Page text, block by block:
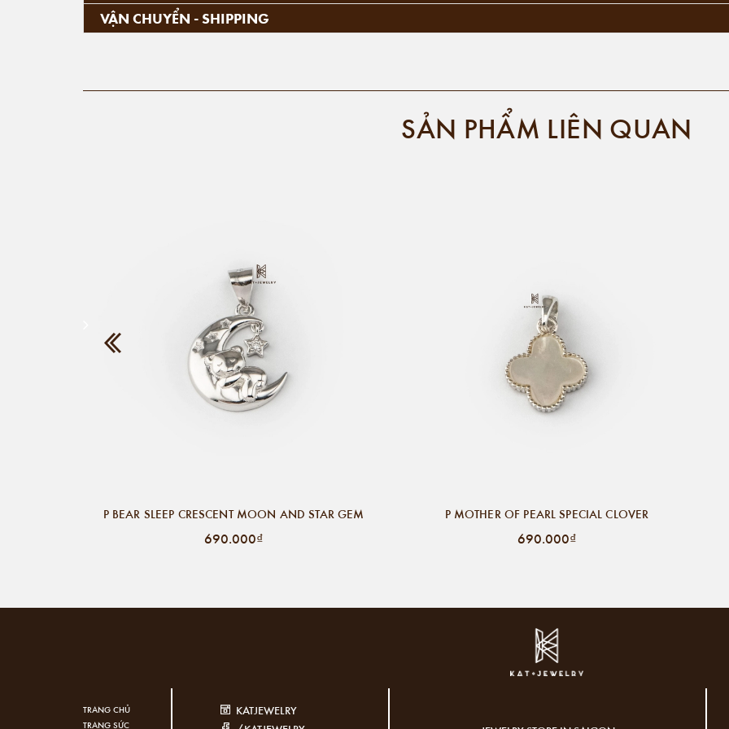
VẬN CHUYỂN - SHIPPING
SẢN PHẨM LIÊN QUAN
P BEAR SLEEP CRESCENT MOON AND STAR GEM
690.000₫
P MOTHER OF PEARL SPECIAL CLOVER
690.000₫
TRANG CHỦ
TRANG SỨC
KATJEWELRY